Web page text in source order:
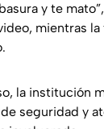
y te
mientras la
la institución
seguridad y